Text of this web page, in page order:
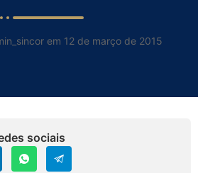
em 12 de março de 2015
sociais